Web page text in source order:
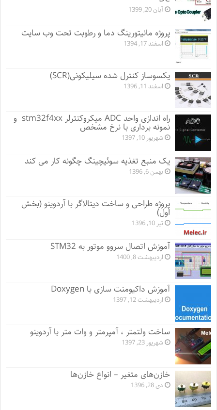
آبان 20, 1399
پروژه مانيتورينگ دما و رطوبت تحت وب سایت
اسفند 17, 1394
یکسوساز کنترل شده سیلیکونی(SCR)
اسفند 11, 1396
راه اندازی واحد ADC میکروکنترلر stm32f4xx و
نمونه برداری با نرخ مشخص
شهریور 10, 1397
یک منبع تغذیه سوئیچینگ چگونه کار می کند
بهمن 6, 1396
پروژه طراحی و ساخت دیتالاگر با آردوینو (بخش
اول)
تیر 10, 1396
آموزش اتصال سروو موتور به STM32
اردیبهشت 8, 1400
آموزش داکیومنت سازی با Doxygen
اردیبهشت 12, 1397
ساخت ولتمتر ، آمپرمتر و وات متر با آردوینو
شهریور 23, 1397
خازن‌های متغیر – انواع خازن‌ها
دی 28, 1396